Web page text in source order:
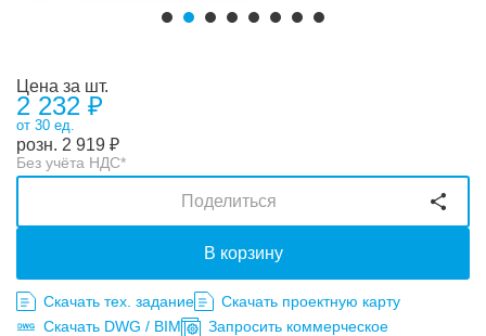
Цена за шт.
2 232 ₽
от 30 ед.
розн. 2 919 ₽
Без учёта НДС*
В корзину
Поделиться
Скачать тех. задание
Скачать проектную карту
Скачать DWG / BIM
Запросить коммерческое